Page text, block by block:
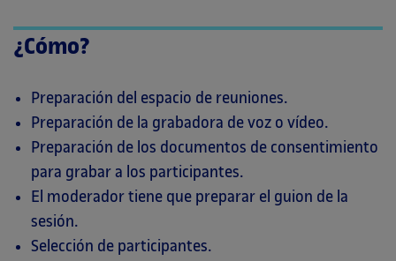
¿Cómo?
Preparación del espacio de reuniones.
Preparación de la grabadora de voz o vídeo.
Preparación de los documentos de consentimiento
para grabar a los participantes.
El moderador tiene que preparar el guion de la
sesión.
Selección de participantes.